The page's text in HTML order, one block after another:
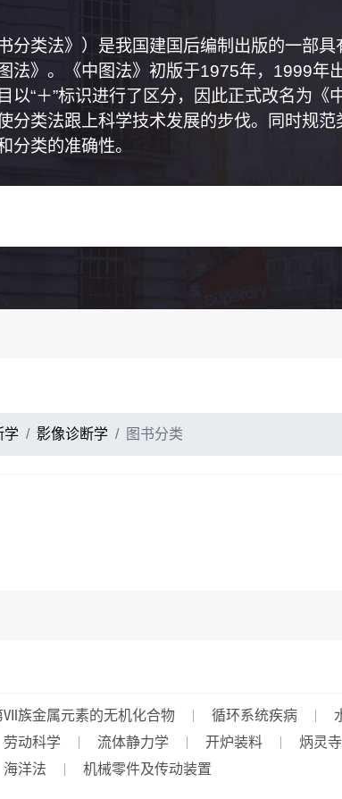
分类法》）是我国建国后编制出版的一部
法》。《中图法》初版于1975年，1999年
“＋”标识进行了区分，因此正式改名为《
分类法跟上科学技术发展的步伐。同时规
分类的准确性。
学 影像诊断学 图书分类
Ⅶ族金属元素的无机化合物 循环系统疾病
劳动科学 流体静力学 开炉装料 炳灵
海洋法 机械零件及传动装置